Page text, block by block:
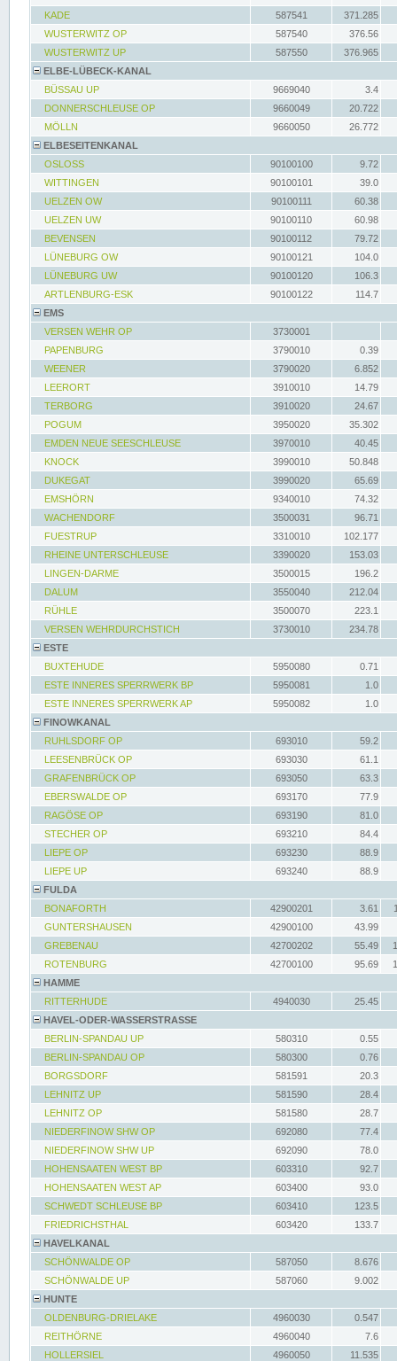
KADE
587541
371.285
WUSTERWITZ OP
587540
376.56
WUSTERWITZ UP
587550
376.965
ELBE-LÜBECK-KANAL
BÜSSAU UP
9669040
3.4
DONNERSCHLEUSE OP
9660049
20.722
MÖLLN
9660050
26.772
ELBESEITENKANAL
OSLOSS
90100100
9.72
WITTINGEN
90100101
39.0
UELZEN OW
90100111
60.38
UELZEN UW
90100110
60.98
BEVENSEN
90100112
79.72
LÜNEBURG OW
90100121
104.0
LÜNEBURG UW
90100120
106.3
ARTLENBURG-ESK
90100122
114.7
EMS
VERSEN WEHR OP
3730001
PAPENBURG
3790010
0.39
WEENER
3790020
6.852
LEERORT
3910010
14.79
TERBORG
3910020
24.67
POGUM
3950020
35.302
EMDEN NEUE SEESCHLEUSE
3970010
40.45
KNOCK
3990010
50.848
DUKEGAT
3990020
65.69
EMSHÖRN
9340010
74.32
WACHENDORF
3500031
96.71
FUESTRUP
3310010
102.177
RHEINE UNTERSCHLEUSE
3390020
153.03
LINGEN-DARME
3500015
196.2
DALUM
3550040
212.04
RÜHLE
3500070
223.1
VERSEN WEHRDURCHSTICH
3730010
234.78
ESTE
BUXTEHUDE
5950080
0.71
ESTE INNERES SPERRWERK BP
5950081
1.0
ESTE INNERES SPERRWERK AP
5950082
1.0
FINOWKANAL
RUHLSDORF OP
693010
59.2
LEESENBRÜCK OP
693030
61.1
GRAFENBRÜCK OP
693050
63.3
EBERSWALDE OP
693170
77.9
RAGÖSE OP
693190
81.0
STECHER OP
693210
84.4
LIEPE OP
693230
88.9
LIEPE UP
693240
88.9
FULDA
BONAFORTH
42900201 3.61
GUNTERSHAUSEN
42900100
43.99
GREBENAU
42700202 55.49
ROTENBURG
42700100 95.69
HAMME
RITTERHUDE
4940030
25.45
HAVEL-ODER-WASSERSTRASSE
BERLIN-SPANDAU UP
580310
0.55
BERLIN-SPANDAU OP
580300
0.76
BORGSDORF
581591
20.3
LEHNITZ UP
581590
28.4
LEHNITZ OP
581580
28.7
NIEDERFINOW SHW OP
692080
77.4
NIEDERFINOW SHW UP
692090
78.0
HOHENSAATEN WEST BP
603310
92.7
HOHENSAATEN WEST AP
603400
93.0
SCHWEDT SCHLEUSE BP
603410
123.5
FRIEDRICHSTHAL
603420
133.7
HAVELKANAL
SCHÖNWALDE OP
587050
8.676
SCHÖNWALDE UP
587060
9.002
HUNTE
OLDENBURG-DRIELAKE
4960030
0.547
REITHÖRNE
4960040
7.6
HOLLERSIEL
4960050
11.535